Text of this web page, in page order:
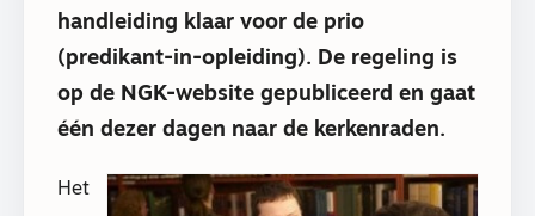
handleiding klaar voor de prio
(predikant-in-opleiding). De regeling is
op de NGK-website gepubliceerd en gaat
één dezer dagen naar de kerkenraden.
Het